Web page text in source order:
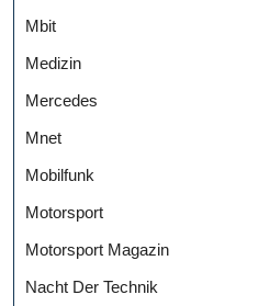
Mbit
Medizin
Mercedes
Mnet
Mobilfunk
Motorsport
Motorsport Magazin
Nacht Der Technik